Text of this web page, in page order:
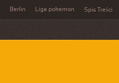
Berlin Liga pokemon Spis Treści